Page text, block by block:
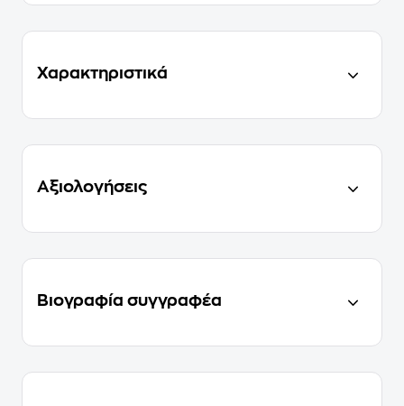
Χαρακτηριστικά
Αξιολογήσεις
Βιογραφία συγγραφέα